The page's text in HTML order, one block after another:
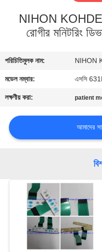
কারখানা
পরিদর্শন
গুণমান
নিয়ন্ত্রণ
আমাদের
সাথে
একটি
উদ্ধৃতি
অনুরোধ
করুন
NIHON
রোগীর মনিটরিং
পরিচিতিমুলক নাম: NIHON
মডেল নম্বার: এসসি
লক্ষণীয় করা: patient
আমাদের